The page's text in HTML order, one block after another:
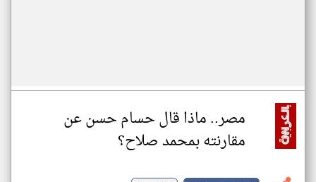
مصر.. ماذا قال حسام حسن عن
مقارنته بمحمد صلاح؟